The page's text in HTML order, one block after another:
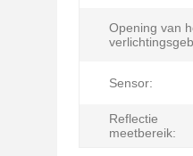
Opening van
Sensor:
Reflectie
meetbereik: